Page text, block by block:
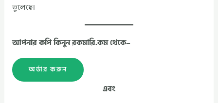
তুলেছে।
আপনার কপি কিনুন রকমারি.কম থেকে–
অর্ডার করুন
এবং